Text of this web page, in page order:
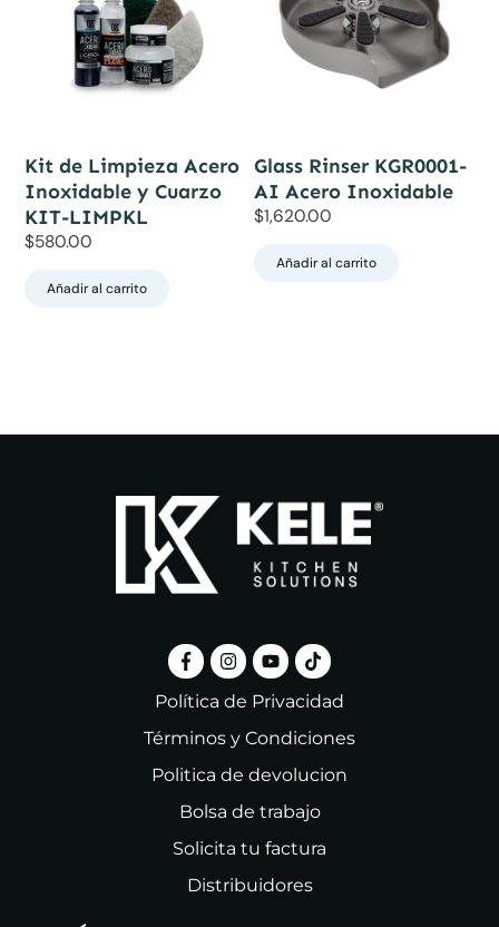
Kit de Limpieza Acero
Inoxidable y Cuarzo
KIT-LIMPKL
$580.00
Añadir al carrito
Glass Rinser KGR0001-
AI Acero Inoxidable
$1,620.00
Añadir al carrito
Política de Privacidad
Términos y Condiciones
Politica de devolucion
Bolsa de trabajo
Solicita tu factura
Distribuidores